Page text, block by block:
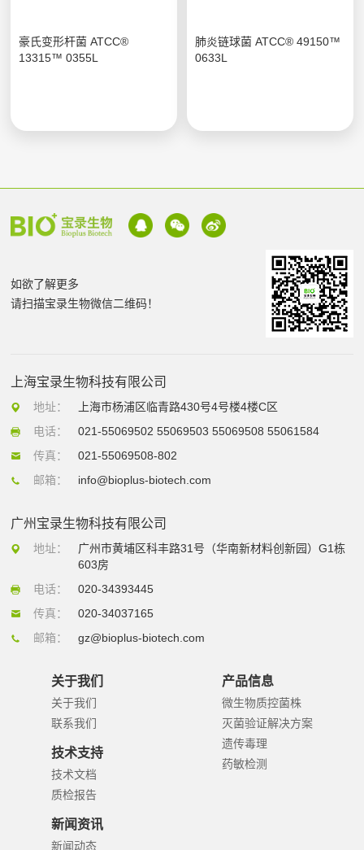
豪氏变形杆菌 ATCC®
13315™ 0355L
肺炎链球菌 ATCC® 49150™
0633L
如欲了解更多
请扫描宝录生物微信二维码！
上海宝录生物科技有限公司
地址：
上海市杨浦区临青路430号4号楼4楼C区
电话：
021-55069502 55069503 55069508 55061584
传真：
021-55069508-802
邮箱：
info@bioplus-biotech.com
广州宝录生物科技有限公司
地址：
广州市黄埔区科丰路31号（华南新材料创新园）G1栋
603房
电话：
020-34393445
传真：
020-34037165
邮箱：
gz@bioplus-biotech.com
关于我们
关于我们
联系我们
技术支持
技术文档
质检报告
新闻资讯
新闻动态
产品信息
微生物质控菌株
灭菌验证解决方案
遗传毒理
药敏检测